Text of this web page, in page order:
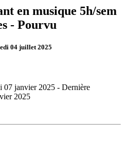
en musique 5h/sem
- Pourvu
04 juillet 2025
07 janvier 2025 - Dernière
2025